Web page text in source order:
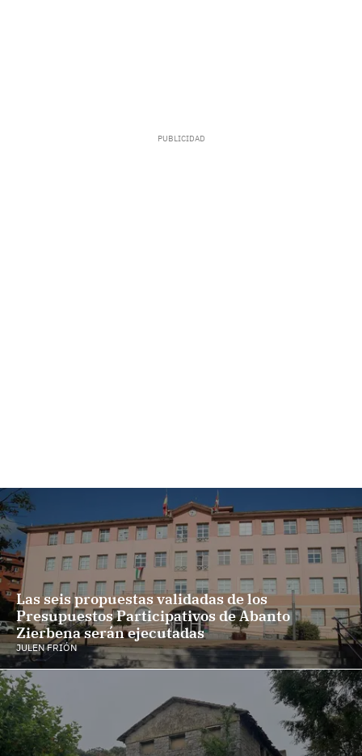
Las seis propuestas validadas de los
Presupuestos Participativos de Abanto
Zierbena serán ejecutadas
JULEN FRIÓN